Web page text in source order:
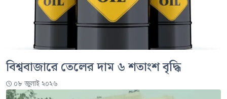
বিশ্ববাজারে তেলের দাম ৬ শতাংশ বৃদ্ধি
০৮ জুলাই ২০২৬